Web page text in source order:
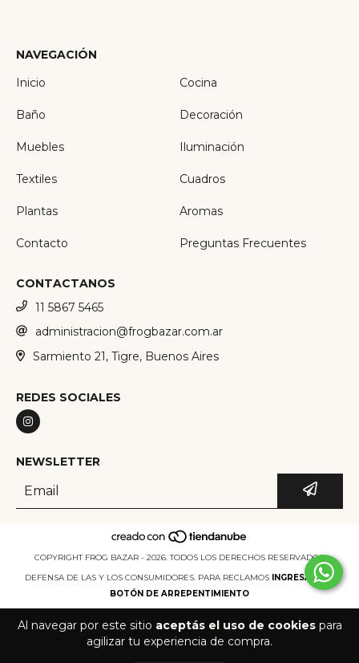
Al navegar por este sitio aceptás el uso de cookiespara
agilizar tu experiencia de compra.
NAVEGACIÓN
Inicio
Cocina
Baño Decoración
Muebles Iluminación
Textiles Cuadros
Plantas Aromas
Contacto Preguntas Frecuentes
CONTACTANOS
11 5867 5465
administracion@frogbazar.com.ar
Sarmiento 21, Tigre, Buenos Aires
REDES SOCIALES
NEWSLETTER
COPYRIGHT FROG BAZAR - 2026. TODOS LOS DERECHOS RESERVADOS.
DEFENSA DE LAS Y LOS CONSUMIDORES. PARA RECLAMOS
INGRESÁ ACÁ.
BOTÓN DE ARREPENTIMIENTO